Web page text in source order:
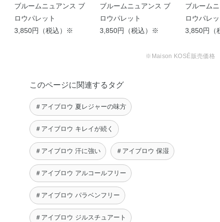
ブルームニュアンス ブ
ロウパレット
3,850円（税込）※
ブルームニュアンス ブ
ロウパレット
3,850円（税込）※
ブルーム
ロウパレ
3,850円（
※Maison KOSÉ販売価格
このページに関連するタグ
＃アイブロウ 夏レジャーの味方
＃アイブロウ キレイが続く
＃アイブロウ 汗に強い ＃アイブロウ 保湿
＃アイブロウ アルコールフリー
＃アイブロウ パラベンフリー
＃アイブロウ ジルスチュアート